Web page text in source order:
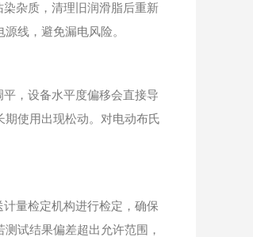
杂质，清理旧润滑脂后重新
线，避免漏电风险。
，设备水平度偏移会直接导
使用出现松动。对电动布氏
量检定机构进行检定，确保
试结果偏差超出允许范围，